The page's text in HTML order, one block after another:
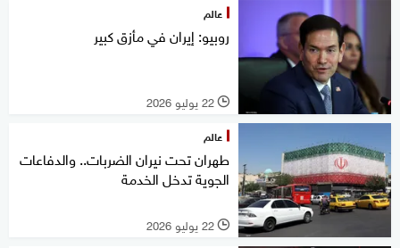
عالم
روبيو: إيران في مأزق كبير
l 22 يوليو 2026
عالم
طهران تحت نيران الضربات.. والدفاعات
الجوية تدخل الخدمة
l 22 يوليو 2026